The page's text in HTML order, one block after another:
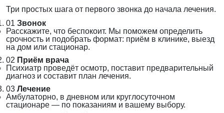
Три простых шага от первого звонка до начала лечения.
01 Звонок
Расскажите, что беспокоит. Мы поможем определить
срочность и подобрать формат: приём в клинике, выезд
на дом или стационар.
02 Приём врача
Психиатр проведёт осмотр, поставит предварительный
диагноз и составит план лечения.
03 Лечение
Амбулаторно, в дневном или круглосуточном
стационаре — по показаниям и вашему выбору.